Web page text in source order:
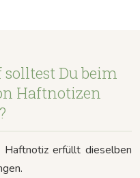
solltest Du beim
Haftnotizen
Haftnotiz erfüllt dieselben